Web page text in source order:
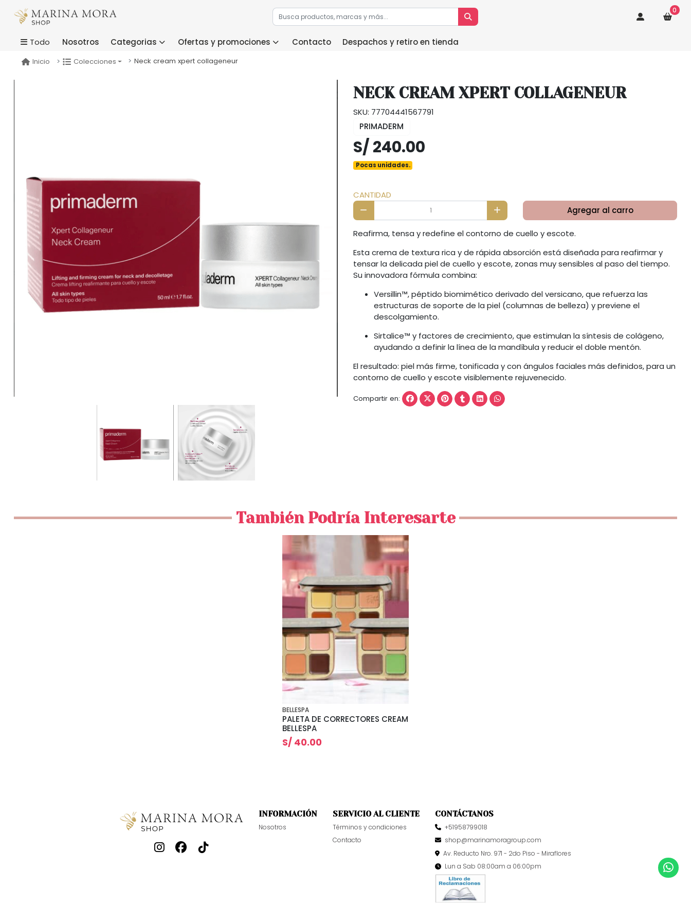
0
Todo Nosotros Categorias Ofertas y promociones Contacto Despachos y retiro en tienda
Inicio Colecciones Neck cream xpert collageneur
NECK CREAM XPERT COLLAGENEUR
SKU: 77704441567791
PRIMADERM
S/ 240.00
Pocas unidades.
CANTIDAD
Agregar al carro
Reafirma, tensa y redefine el contorno de cuello y escote.
Esta crema de textura rica y de rápida absorción está diseñada para reafirmar y
tensar la delicada piel de cuello y escote, zonas muy sensibles al paso del tiempo.
Su innovadora fórmula combina:
Versillin™, péptido biomimético derivado del versicano, que refuerza las
estructuras de soporte de la piel (columnas de belleza) y previene el
descolgamiento.
Sirtalice™ y factores de crecimiento, que estimulan la síntesis de colágeno,
ayudando a definir la línea de la mandíbula y reducir el doble mentón.
El resultado: piel más firme, tonificada y con ángulos faciales más definidos, para un
contorno de cuello y escote visiblemente rejuvenecido.
Compartir en:
También Podría Interesarte
BELLESPA
PALETA DE CORRECTORES CREAM
BELLESPA
S/ 40.00
INFORMACIÓN
Nosotros
SERVICIO AL CLIENTE
Términos y condiciones
Contacto
CONTÁCTANOS
+51958799018
shop@marinamoragroup.com
Av. Reducto Nro. 971 - 2do Piso - Miraflores
Lun a Sab 08:00am a 06:00pm